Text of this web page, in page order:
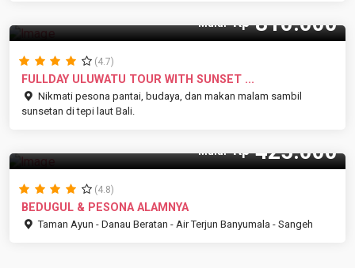
Mulai Rp810.000
(4.7)
FULLDAY ULUWATU TOUR WITH SUNSET ...
Nikmati pesona pantai, budaya, dan makan malam sambil
sunsetan di tepi laut Bali.
Mulai Rp425.000
(4.8)
BEDUGUL & PESONA ALAMNYA
Taman Ayun - Danau Beratan - Air Terjun Banyumala - Sangeh